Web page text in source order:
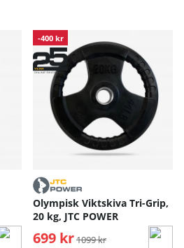
-400 kr
Olympisk Viktskiva Tri-Grip,
20 kg, JTC POWER
699 kr Ordinarie pris:
1099 kr